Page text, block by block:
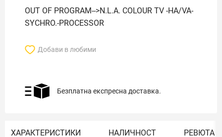
OUT OF PROGRAM-->N.L.A. COLOUR TV -HA/VA-
SYCHRO.-PROCESSOR
Добави в любими
Безплатна експресна доставка.
ХАРАКТЕРИСТИКИ НАЛИЧНОСТ РЕВЮТА